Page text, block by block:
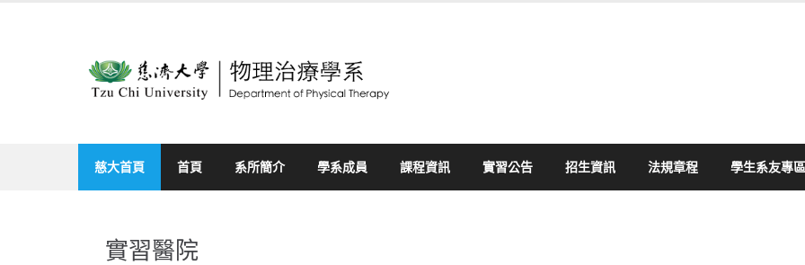
慈大首頁 首頁 系所簡介 學系成員 課程資訊 實習公告 招生資訊 法規章程 學生系友專區
實習醫院